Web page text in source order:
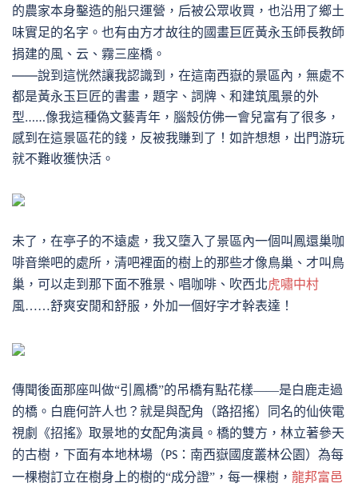
的農家本身鑿造的船只運營，后被公眾收買，也沿用了鄉土
味實足的名字。也有由方才故往的國畫巨匠黃永玉師長教師
捐建的風、云、霧三座橋。
——說到這恍然讓我認識到，在這南西嶽的景區內，無處不
都是黃永玉巨匠的書畫，題字、詞牌、和建筑風景的外
型……像我這種偽文藝青年，腦殼仿佛一會兒富有了很多，
感到在這景區花的錢，反被我賺到了！如許想想，出門游玩
就不難收獲快活。
未了，在亭子的不遠處，我又墮入了景區內一個叫鳳還巢咖
啡音樂吧的處所，清吧裡面的樹上的那些才像鳥巢、才叫鳥
巢，可以走到那下面不雅景、唱咖啡、吹西北虎嘯中村
風……舒爽安閒和舒服，外加一個好字才幹表達！
傳聞後面那座叫做“引鳳橋”的吊橋有點花樣——是白鹿走過
的橋。白鹿何許人也？就是與配角（路招搖）同名的仙俠電
視劇《招搖》取景地的女配角演員 。橋的雙方，林立著參天
的古樹，下面有本地林場（PS ：南西嶽國度叢林公園 ）為每
一棵樹訂立在樹身上的樹的“成分證”，每一棵樹， 龍邦富邑